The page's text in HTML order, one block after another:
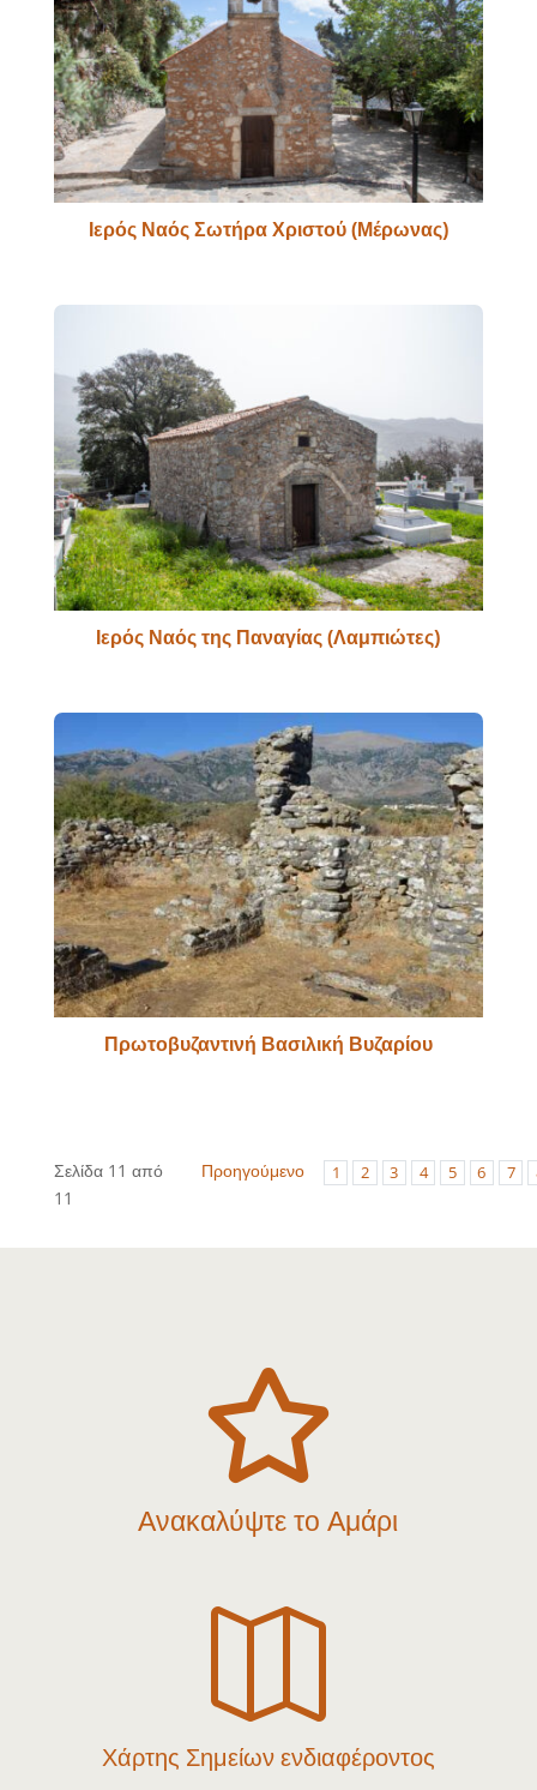
Ιερός Ναός Σωτήρα Χριστού (Μέρωνας)
Ιερός Ναός της Παναγίας (Λαμπιώτες)
Πρωτοβυζαντινή Βασιλική Βυζαρίου
Σελίδα 11 από
11
Προηγούμενο 1 2 3 4 5 6 7

Ανακαλύψτε το Αμάρι

Χάρτης Σημείων ενδιαφέροντος